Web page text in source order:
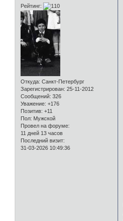
Рейтинг:
Откуда: Санкт-Петербург
Зарегистрирован: 25-11-2012
Сообщений: 326
Уважение: +176
Позитив: +11
Пол: Мужской
Провел на форуме:
11 дней 13 часов
Последний визит:
31-03-2026 10:49:36